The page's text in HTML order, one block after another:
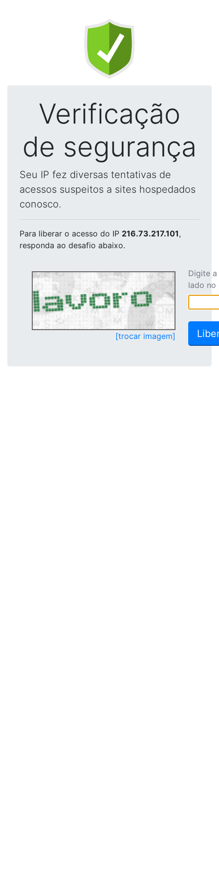
Verificação
de segurança
Seu IP fez diversas tentativas de
acessos suspeitos a sites hospedados
conosco.
Para liberar o acesso do IP 216.73.217.101,
responda ao desafio abaixo.
[trocar imagem]
Digite
lado no